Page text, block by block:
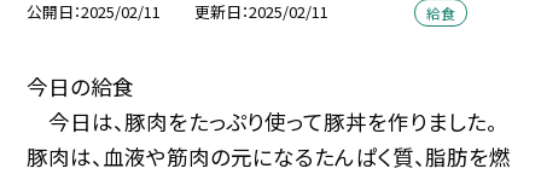
公開日 2025/02/11 更新日 2025/02/11 給食
今日の給食
今日は、豚肉をたっぷり使って豚丼を作りました。
豚肉は、血液や筋肉の元になるたんぱく質、脂肪を燃